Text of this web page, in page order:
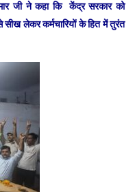
जी ने कहा कि केंद्र सरकार को
लेकर कर्मचारियों के हित में तुरंत